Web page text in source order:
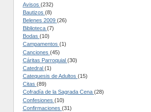
Avisos (232)
Bautizos (8)
Belenes 2009 (26)
Biblioteca (7)
Bodas (10)
Campamentos (1)
Canciones (45)
Cáritas Parroquial (30)
Catedral (1)
Catequesis de Adultos (15)
Citas (89)
Cofradía de la Sagrada Cena (28)
Confesiones (10)
Confirmaciones (31)